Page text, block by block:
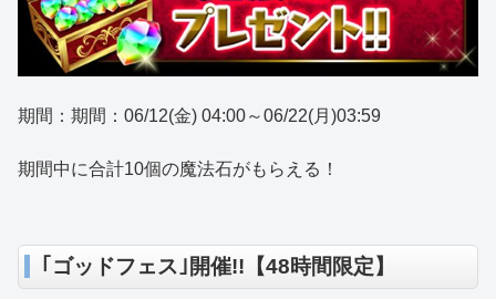
期間：期間：06/12(金) 04:00～06/22(月)03:59
期間中に合計10個の魔法石がもらえる！
｢ゴッドフェス｣開催!!【48時間限定】